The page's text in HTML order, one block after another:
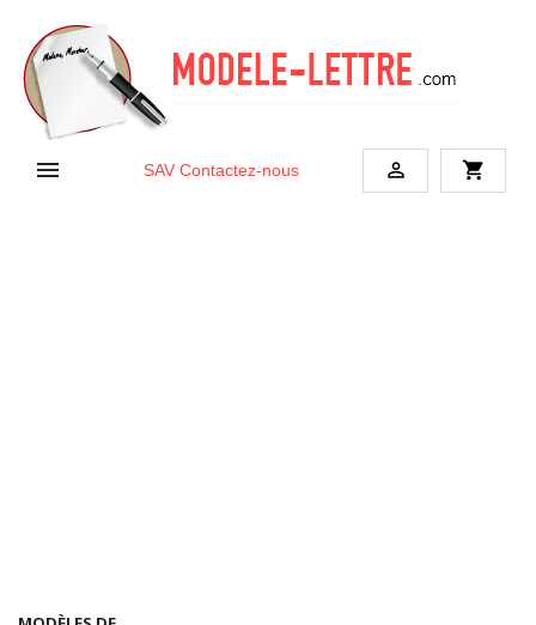
 SAV Contactez-nous  shopping_cart